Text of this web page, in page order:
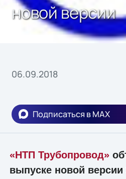
новой версии
06.09.2018
Подписаться в MAX
«НТП Трубопровод»
выпуске новой